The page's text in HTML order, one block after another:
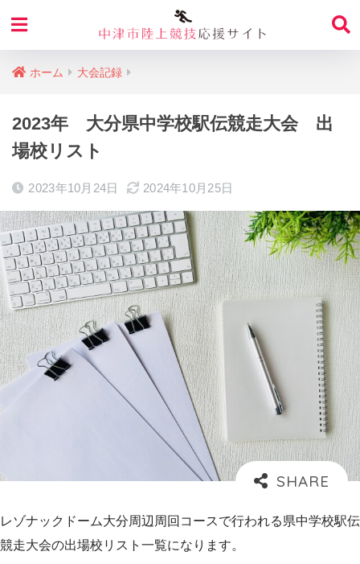
ホーム 大会記録
2023年 大分県中学校駅伝競走大会 出
場校リスト
2023年10月24日 2024年10月25日
レゾナックドーム大分周辺周回コースで行われる県中学校駅伝
競走大会の出場校リスト一覧になります。